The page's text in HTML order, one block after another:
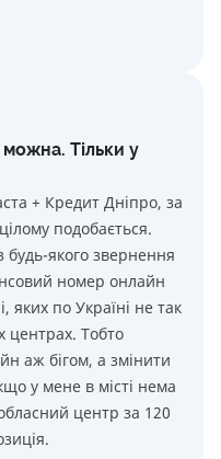
Тільки у
+ Кредит Дніпро, за
подобається.
якого звернення
номер онлайн
яких по Україні не так
центрах. Тобто
аж бігом, а змінити
у мене в місті нема
центр за 120